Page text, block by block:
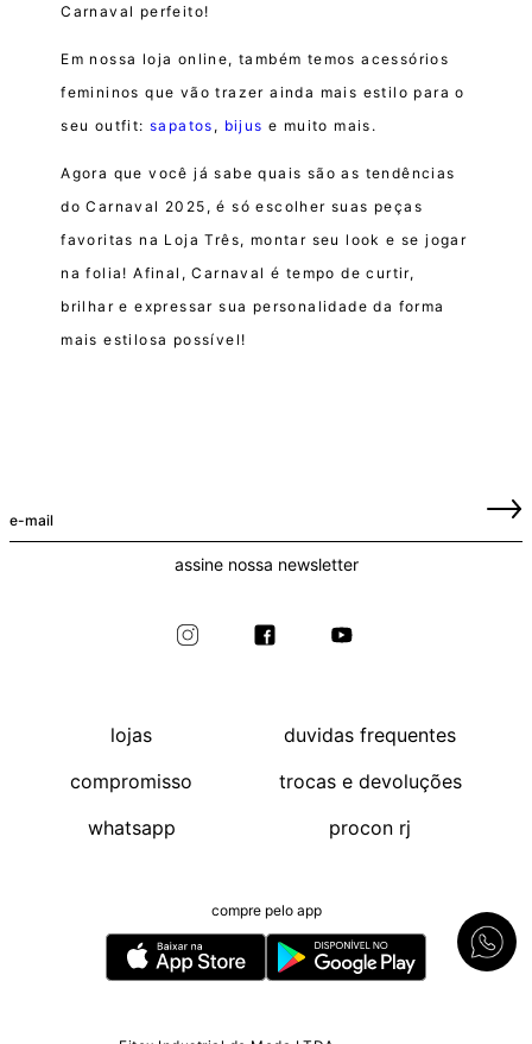
Carnaval perfeito!
Em nossa loja online, também temos acessórios
femininos que vão trazer ainda mais estilo para o
seu outfit:sapatos , bijus e muito mais.
Agora que você já sabe quais são as tendências
do Carnaval 2025, é só escolher suas peças
favoritas na Loja Três, montar seu look e se jogar
na folia! Afinal, Carnaval é tempo de curtir,
brilhar e expressar sua personalidade da forma
mais estilosa possível!
assine nossa newsletter
lojas
compromisso
whatsapp
duvidas frequentes
trocas e devoluções
procon rj
compre pelo app